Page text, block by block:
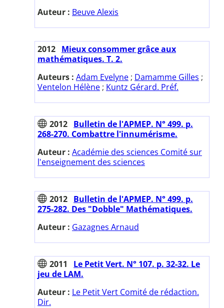
Auteur : Beuve Alexis
2012 Mieux consommer grâce aux
mathématiques. T. 2.
Auteurs : Adam Evelyne ; Damamme Gilles ;
Ventelon Hélène ; Kuntz Gérard. Préf.
2012 Bulletin de l'APMEP. N° 499. p.
268-270. Combattre l'innumérisme.
Auteur : Académie des sciences Comité sur
l'enseignement des sciences
2012 Bulletin de l'APMEP. N° 499. p.
275-282. Des "Dobble" Mathématiques.
Auteur : Gazagnes Arnaud
2011
Le Petit Vert. N° 107. p. 32-32. Le
jeu de LAM.
Auteur : Le Petit Vert Comité de rédaction.
Dir.